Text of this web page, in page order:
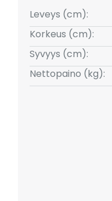
Leveys (cm):
Korkeus (cm):
Syvyys (cm):
Nettopaino (kg):